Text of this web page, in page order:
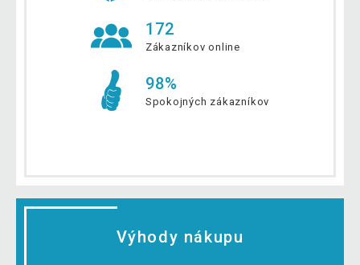
172
Zákazníkov online
98%
Spokojných zákazníkov
Výhody nákupu